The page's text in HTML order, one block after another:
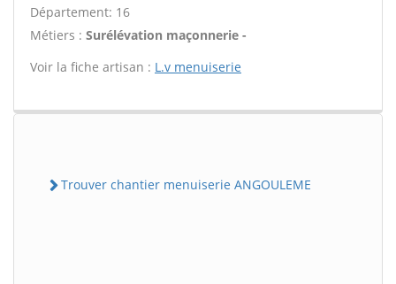
Département: 16
Métiers : Surélévation maçonnerie -
Voir la fiche artisan : L.v menuiserie
Trouver chantier menuiserie ANGOULEME